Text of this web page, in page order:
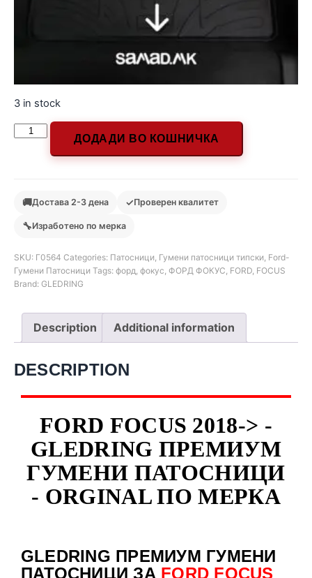
3 in stock
ДОДАДИ ВО КОШНИЧКА
🚚Достава 2-3 дена ✓Проверен квалитет
🔧Изработено по мерка
SKU: Г0564 Categories: Патосници, Гумени патосници типски, Ford-
Гумени Патосници Tags: форд, фокус, ФОРД ФОКУС, FORD, FOCUS
Brand: GLEDRING
Description Additional information
DESCRIPTION
FORD FOCUS 2018-> -
GLEDRING ПРЕМИУМ
ГУМЕНИ ПАТОСНИЦИ
- ORGINAL ПО МЕРКА
GLEDRING ПРЕМИУМ ГУМЕНИ
ПАТОСНИЦИ ЗА FORD FOCUS